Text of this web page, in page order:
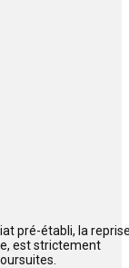
pré-établi, la
est strictement